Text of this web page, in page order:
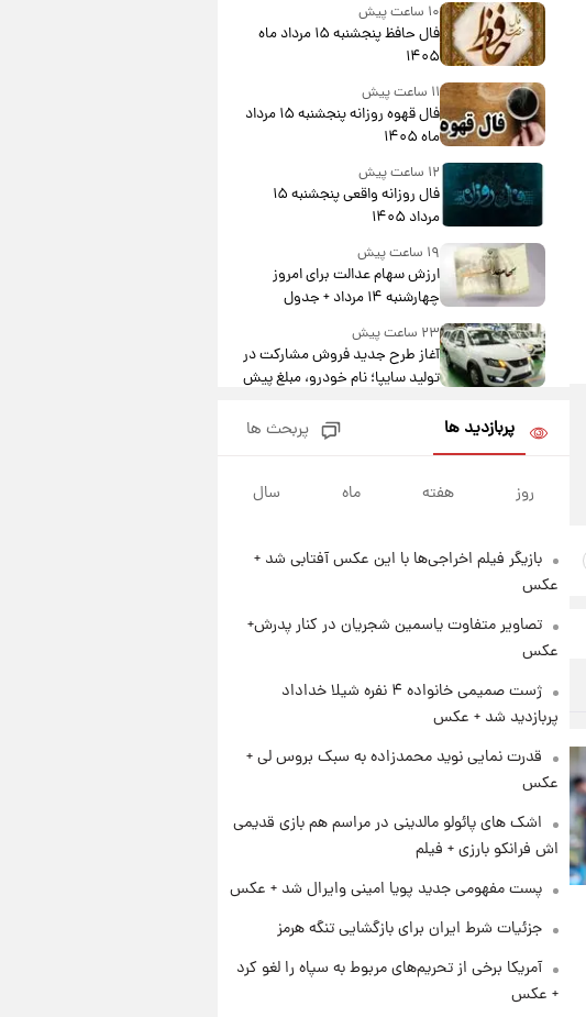
۱۰ ساعت پیش
فال حافظ پنجشنبه ۱۵ مرداد ماه
۱۴۰۵
۱۱ ساعت پیش
فال قهوه روزانه پنجشنبه ۱۵ مرداد
ماه ۱۴۰۵
۱۲ ساعت پیش
فال روزانه واقعی پنجشنبه ۱۵
مرداد ۱۴۰۵
۱۹ ساعت پیش
ارزش سهام عدالت برای امروز
چهارشنبه ۱۴ مرداد + جدول
۲۳ ساعت پیش
آغاز طرح جدید فروش مشارکت در
تولید سایپا؛ نام خودرو، مبلغ پیش
مشارکت چند درصد است؟
زمان پخش «مرد سه هزار چهره»
مشخص شد
۱ روز پیش
صمیمانه آبی ها با رامین!
از حردانی به مذاق رضاییان خوش
اواخر دهه ۱۲۹۰ شمسی
پربازدید ها پربحث ها
روز هفته ماه سال
بازیگر فیلم اخراجی‌ها با این عکس آفتابی شد +
عکس
تصاویر متفاوت یاسمین شجریان در کنار پدرش+
عکس
ژست صمیمی خانواده ۴ نفره شیلا خداداد
پربازدید شد + عکس
قدرت نمایی نوید محمدزاده به سبک بروس لی +
عکس
اشک های پائولو مالدینی در مراسم هم بازی قدیمی
اش فرانکو بارزی + فیلم
پست مفهومی جدید پویا امینی وایرال شد + عکس
جزئیات شرط ایران برای بازگشایی تنگه هرمز
آمریکا برخی از تحریم‌های مربوط به سپاه را لغو کرد
+ عکس